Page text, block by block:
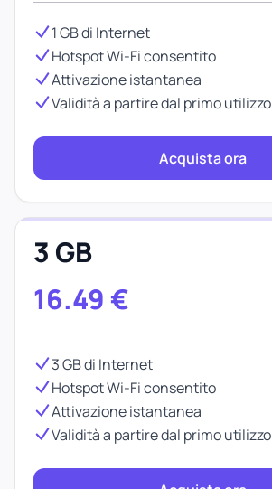
1 GB di Internet
Hotspot Wi-Fi consentito
Attivazione istantanea
Validità a partire dal primo utilizzo
Acquista ora
3 GB
16.49 €
3 GB di Internet
Hotspot Wi-Fi consentito
Attivazione istantanea
Validità a partire dal primo utilizzo